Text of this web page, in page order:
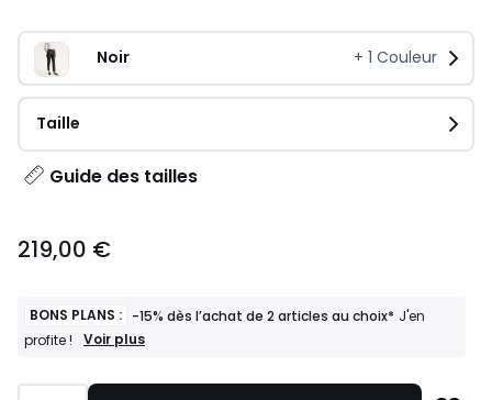
Noir + 1 Couleur
Taille
Guide des tailles
€.
219,00 €
BONS PLANS : -15% dès l’achat de 2 articles au choix* J'en
profite !
BONS
-15%
Voir plus